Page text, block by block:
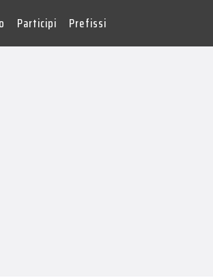
Participi Prefissi